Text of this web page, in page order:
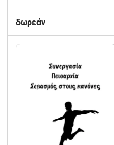
δωρεάν